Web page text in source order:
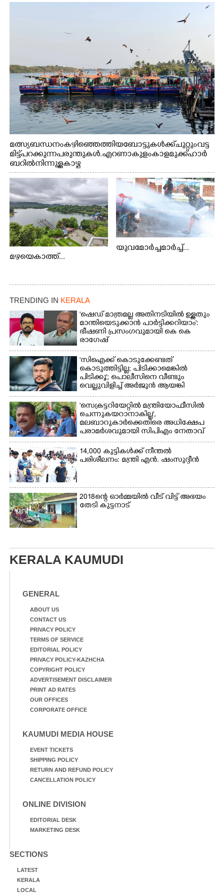
മത്സ്യബന്ധനം കഴിഞ്ഞെത്തിയ ബോട്ടുകൾക്ക് ചുറ്റും വട്ട
മിട്ട് പറക്കുന്ന പരുന്തുകൾ. എറണാകുളം കാളമുക്ക് ഹാർ
ബറിൽ നിന്നുള്ള കാഴ്ച
മഴയെകാത്ത്...
യുവമോർച്ചമാർച്ച്...
TRENDING IN KERALA
'ഷെഡ് മാത്രമല്ല അതിനടിയിൽ ഉള്ളതും
മാന്തിയെടുക്കാൻ പാർട്ടിക്കറിയാം':
ഭീഷണി പ്രസംഗവുമായി കെ കെ
രാഗേഷ്
'സിഐക്ക് കൊടുക്കേണ്ടത്
കൊടുത്തിട്ടില്ല; പിടിക്കാമെങ്കിൽ
പിടിക്കൂ'; പൊലീസിനെ വീണ്ടും
വെല്ലുവിളിച്ച് അർജുൻ ആയങ്കി
'സെക്രട്ടറിയേറ്റിൽ മന്ത്രിയോഫീസിൽ
ചെന്നുകയറാനാകില്ല',
മലബാറുകാർക്കെതിരെ അധിക്ഷേപ
പരാമർശവുമായി സിപിഎം നേതാവ്‌
14,000 കുട്ടികൾക്ക് നീന്തൽ
പരിശീലനം: മന്ത്രി എൻ. ഷംസുദ്ദീൻ
2018ന്റെ ഓർമ്മയിൽ വീട് വിട്ട് അഭയം
തേടി കുട്ടനാട്
KERALA KAUMUDI
GENERAL
ABOUT US
CONTACT US
PRIVACY POLICY
TERMS OF SERVICE
EDITORIAL POLICY
PRIVACY POLICY-KAZHCHA
COPYRIGHT POLICY
ADVERTISEMENT DISCLAIMER
PRINT AD RATES
OUR OFFICES
CORPORATE OFFICE
KAUMUDI MEDIA HOUSE
EVENT TICKETS
SHIPPING POLICY
RETURN AND REFUND POLICY
CANCELLATION POLICY
ONLINE DIVISION
EDITORIAL DESK
MARKETING DESK
SECTIONS
LATEST
KERALA
LOCAL